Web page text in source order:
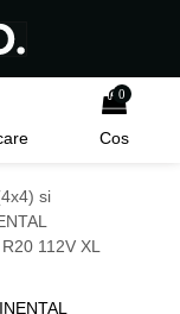
0
Cos
si
112V XL